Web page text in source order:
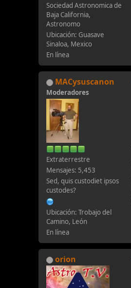
Sociedad Astronomica de
Baja California,
Astronomo
Ubicación: Guasave
Sinaloa, Mexico
En línea
MACysuscanon
Moderadores
Extraterrestre
Mensajes: 5,453
Sed, quis custodiet ipsos
custodes?
Ubicación: Trobajo del
Camino, León
En línea
orion